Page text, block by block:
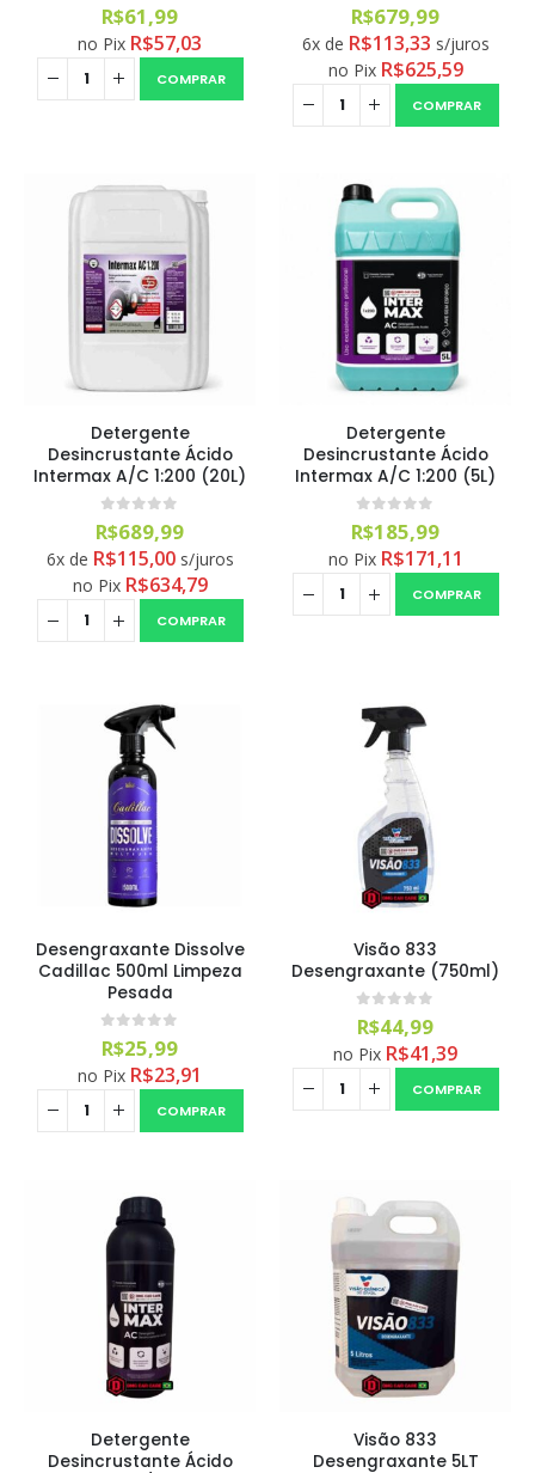
R$61,99
no Pix R$57,03
COMPRAR
R$679,99
6x de R$113,33 s/juros
no Pix R$625,59
COMPRAR
Detergente
Desincrustante Ácido
Intermax A/C 1:200 (20L)
0out of 5
R$689,99
6x de R$115,00 s/juros
no Pix R$634,79
COMPRAR
Detergente
Desincrustante Ácido
Intermax A/C 1:200 (5L)
0out of 5
R$185,99
no Pix R$171,11
COMPRAR
Desengraxante Dissolve
Cadillac 500ml Limpeza
Pesada
R$25,99
no Pix R$23,91
COMPRAR
Visão 833
Desengraxante (750ml)
R$44,99
no Pix R$41,39
COMPRAR
Detergente
Desincrustante Ácido
Visão 833
Desengraxante 5LT
0out of 5
R$ 29,99
0out of 5
R$234,99
0 out of 5
R$259,90